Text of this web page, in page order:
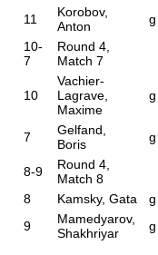
11
Korobov,
Anton
g
10-
7
Round 4,
Match 7
10
Vachier-
Lagrave,
Maxime
g
7
Gelfand,
Boris
g
8-9
Round 4,
Match 8
8
Kamsky, Gata g
9
Mamedyarov,
Shakhriyar
g